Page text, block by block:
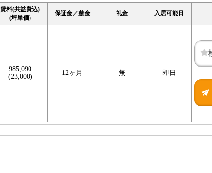
賃料(共益費込)
(坪単価)
保証金／敷金 礼金 入居可能日
985,090
(23,000)
12ヶ月 無 即日